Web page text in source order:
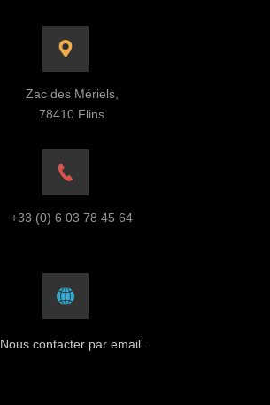
Zac des Mériels,
78410 Flins
+33 (0) 6 03 78 45 64
Nous contacter par email.